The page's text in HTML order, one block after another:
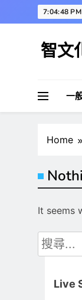
to
7:04:49 PM
智文
一
Home
It seems
搜
尋
Live